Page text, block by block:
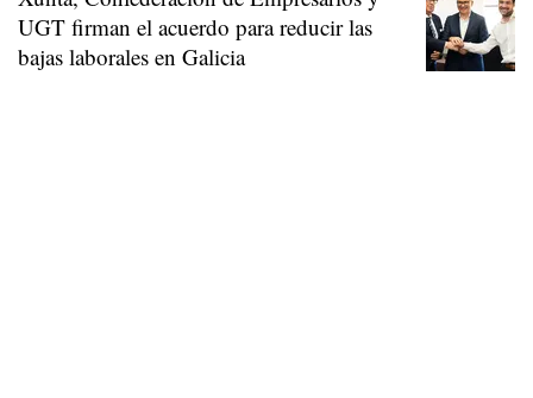
UGT firman el acuerdo para reducir las
bajas laborales en Galicia